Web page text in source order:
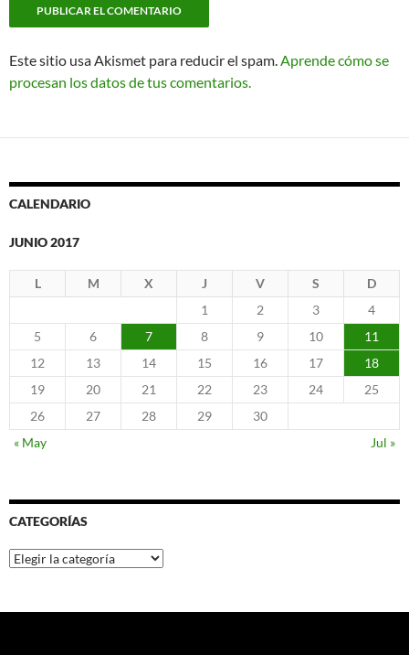
Este sitio usa Akismet para reducir el spam.Aprende cómo se
procesan los datos de tus comentarios.
CALENDARIO
JUNIO 2017
L M X J V S
D
1
2 3
4
5
6 7 8 9 10
11
12
13 14 15 16 17
18
19
20 21 22 23 24
25
26
27 28 29
30
« May
Jul »
CATEGORÍAS
Categorías